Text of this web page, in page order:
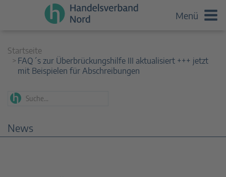
Menü
Startseite
FAQ´s zur Überbrückungshilfe III aktualisiert +++ jetzt
mit Beispielen für Abschreibungen
News